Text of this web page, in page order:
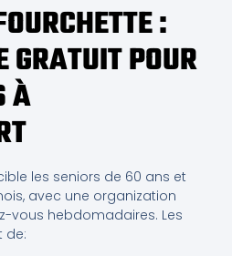
:
GRATUIT POUR
À
les seniors de 60 ans et
avec une organization
vous hebdomadaires. Les
de: